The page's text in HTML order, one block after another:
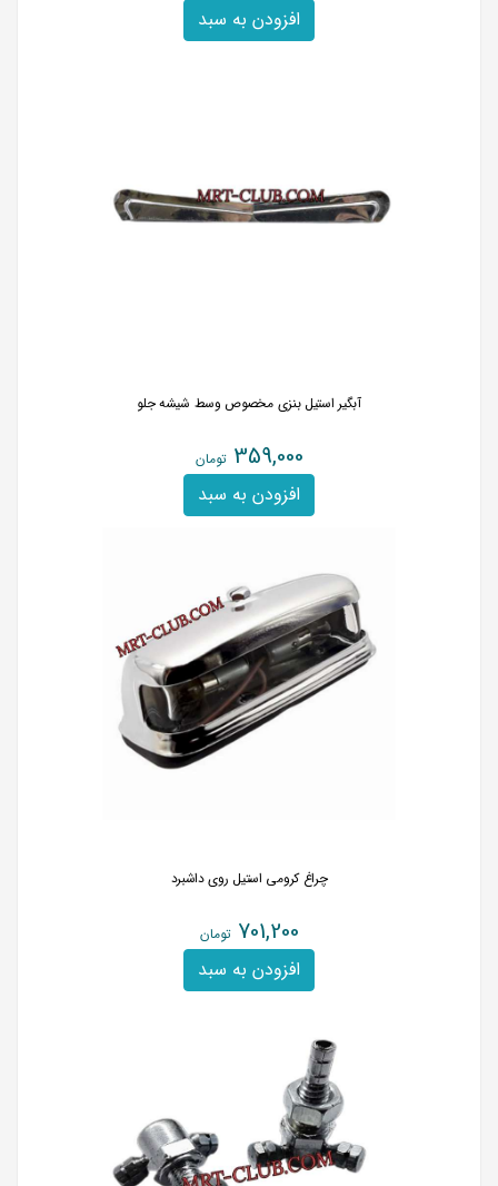
افزودن به سبد
آبگیر استیل بنزی مخصوص وسط شیشه جلو
359,000 تومان
افزودن به سبد
چراغ کرومی استیل روی داشبرد
701,200 تومان
افزودن به سبد